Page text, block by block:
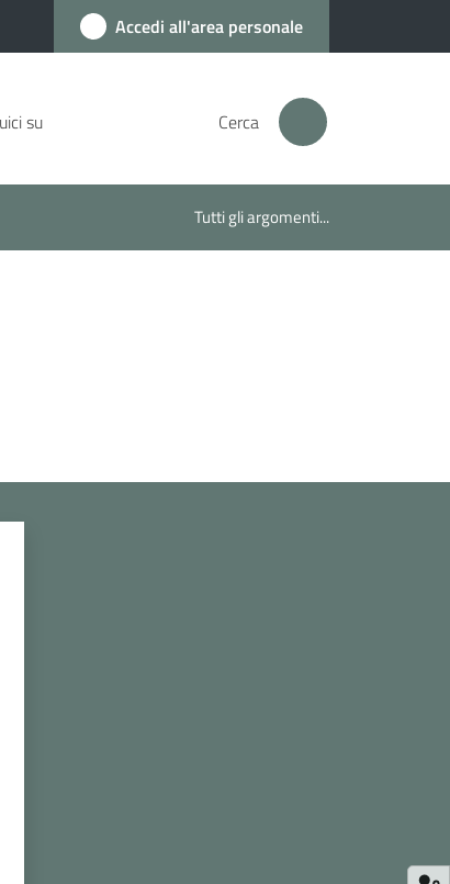
Accedi all'area personale
su Cerca
Tutti gli argomenti...